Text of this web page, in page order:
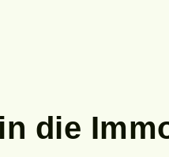
die